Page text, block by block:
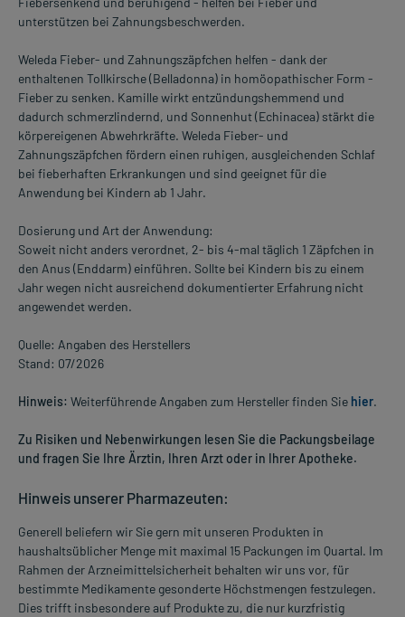
unterstützen bei Zahnungsbeschwerden.
Weleda Fieber- und Zahnungszäpfchen helfen - dank der
enthaltenen Tollkirsche (Belladonna) in homöopathischer Form -
Fieber zu senken. Kamille wirkt entzündungshemmend und
dadurch schmerzlindernd, und Sonnenhut (Echinacea) stärkt die
körpereigenen Abwehrkräfte. Weleda Fieber- und
Zahnungszäpfchen fördern einen ruhigen, ausgleichenden Schlaf
bei fieberhaften Erkrankungen und sind geeignet für die
Anwendung bei Kindern ab 1 Jahr.
Dosierung und Art der Anwendung:
Soweit nicht anders verordnet, 2- bis 4-mal täglich 1 Zäpfchen in
den Anus (Enddarm) einführen. Sollte bei Kindern bis zu einem
Jahr wegen nicht ausreichend dokumentierter Erfahrung nicht
angewendet werden.
Quelle: Angaben des Herstellers
Stand: 07/2026
Hinweis: Weiterführende Angaben zum Hersteller finden Sie hier.
Zu Risiken und Nebenwirkungen lesen Sie die Packungsbeilage
und fragen Sie Ihre Ärztin, Ihren Arzt oder in Ihrer Apotheke.
Hinweis unserer Pharmazeuten:
Generell beliefern wir Sie gern mit unseren Produkten in
haushaltsüblicher Menge mit maximal 15 Packungen im Quartal. Im
Rahmen der Arzneimittelsicherheit behalten wir uns vor, für
bestimmte Medikamente gesonderte Höchstmengen festzulegen.
Dies trifft insbesondere auf Produkte zu, die nur kurzfristig